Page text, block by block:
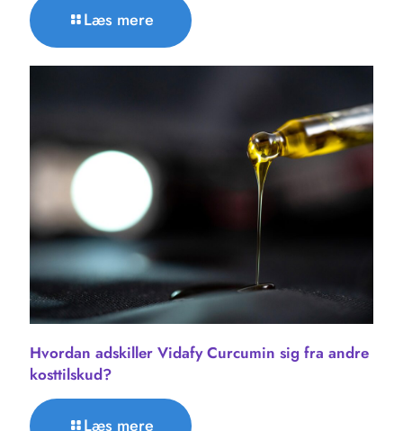
Læs mere
Hvordan adskiller Vidafy Curcumin sig fra andre
kosttilskud?
Læs mere